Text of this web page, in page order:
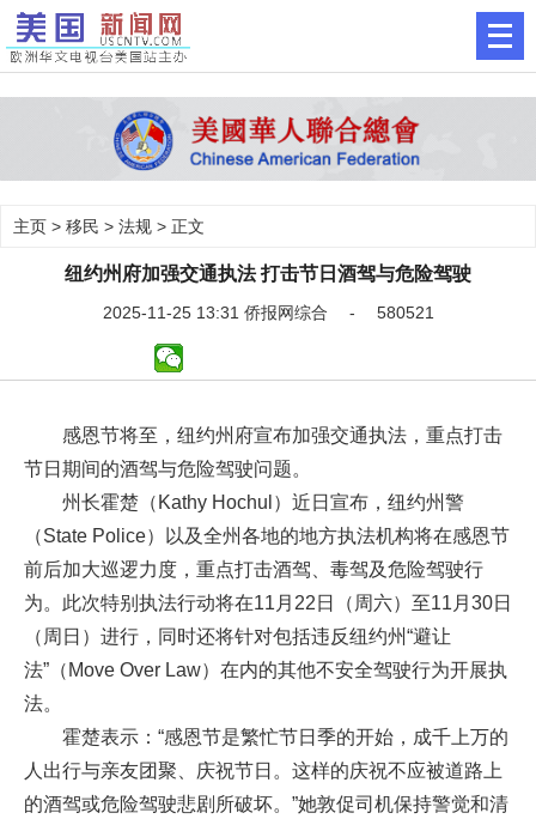
主页 > 移民 > 法规 > 正文
纽约州府加强交通执法 打击节日酒驾与危险驾驶
2025-11-25 13:31 侨报网综合 - 580521
感恩节将至，纽约州府宣布加强交通执法，重点打击
节日期间的酒驾与危险驾驶问题。
州长霍楚（Kathy Hochul）近日宣布，纽约州警
（State Police）以及全州各地的地方执法机构将在感恩节
前后加大巡逻力度，重点打击酒驾、毒驾及危险驾驶行
为。此次特别执法行动将在11月22日（周六）至11月30日
（周日）进行，同时还将针对包括违反纽约州“避让
法”（Move Over Law）在内的其他不安全驾驶行为开展执
法。
霍楚表示：“感恩节是繁忙节日季的开始，成千上万的
人出行与亲友团聚、庆祝节日。这样的庆祝不应被道路上
的酒驾或危险驾驶悲剧所破坏。”她敦促司机保持警觉和清